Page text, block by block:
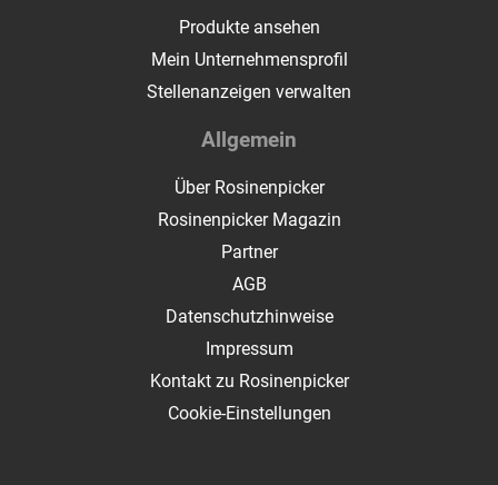
Produkte ansehen
Mein Unternehmensprofil
Stellenanzeigen verwalten
Allgemein
Über Rosinenpicker
Rosinenpicker Magazin
Partner
AGB
Datenschutzhinweise
Impressum
Kontakt zu Rosinenpicker
Cookie-Einstellungen